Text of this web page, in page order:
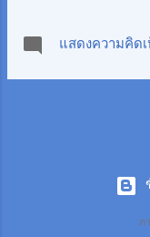
ศูน
ชา
ออม
พร
เกรี
สีห์
แสดงความคิด
ภ